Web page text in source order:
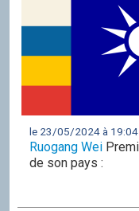
le 23/05/2024 à 19:04
Ruogang Wei
de son pays :